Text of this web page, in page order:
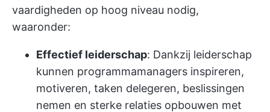
vaardigheden op hoog niveau nodig,
waaronder:
Effectief leiderschap: Dankzij leiderschap
kunnen programmamanagers inspireren,
motiveren, taken delegeren, beslissingen
nemen en sterke relaties opbouwen met